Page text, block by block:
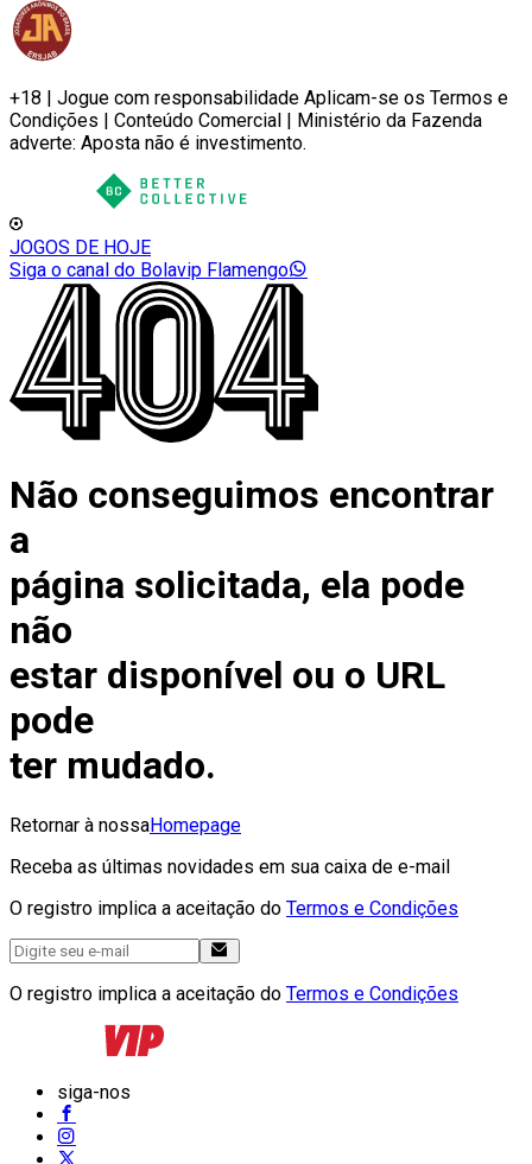
+18 | Jogue com responsabilidade Aplicam-se os Termos e
Condições | Conteúdo Comercial | Ministério da Fazenda
adverte: Aposta não é investimento.
JOGOS DE HOJE
Siga o canal do Bolavip Flamengo
Não conseguimos encontrar
a
página solicitada, ela pode
não
estar disponível ou o URL
pode
ter mudado.
Retornar à nossaHomepage
Receba as últimas novidades em sua caixa de e-mail
O registro implica a aceitação do Termos e Condições
O registro implica a aceitação do Termos e Condições
siga-nos